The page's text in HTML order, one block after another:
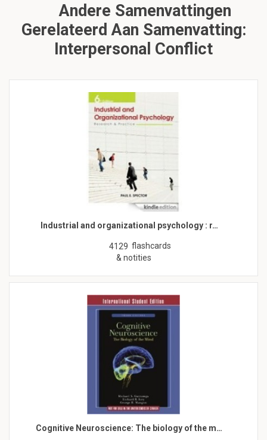
Andere Samenvattingen
Gerelateerd Aan Samenvatting:
Interpersonal Conflict
Industrial and organizational psychology : r…
4129 flashcards
& notities
Cognitive Neuroscience: The biology of the m…